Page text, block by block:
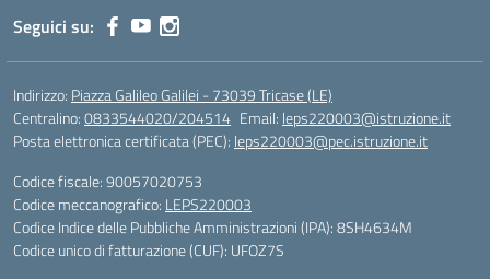
Seguici su:
Indirizzo: Piazza Galileo Galilei - 73039 Tricase (LE)
Centralino:0833544020/204514 Email: leps220003@istruzione.it
Posta elettronica certificata (PEC): leps220003@pec.istruzione.it
Codice fiscale: 90057020753
Codice meccanografico: LEPS220003
Codice Indice delle Pubbliche Amministrazioni (IPA): 8SH4634M
Codice unico di fatturazione (CUF): UFOZ7S